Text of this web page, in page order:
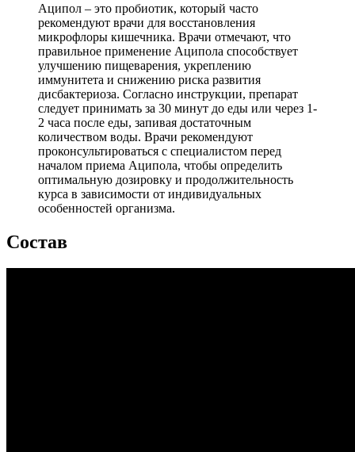
Аципол – это пробиотик, который часто
рекомендуют врачи для восстановления
микрофлоры кишечника. Врачи отмечают, что
правильное применение Аципола способствует
улучшению пищеварения, укреплению
иммунитета и снижению риска развития
дисбактериоза. Согласно инструкции, препарат
следует принимать за 30 минут до еды или через 1-
2 часа после еды, запивая достаточным
количеством воды. Врачи рекомендуют
проконсультироваться с специалистом перед
началом приема Аципола, чтобы определить
оптимальную дозировку и продолжительность
курса в зависимости от индивидуальных
особенностей организма.
Состав